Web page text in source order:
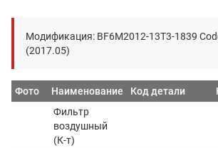
Модификация: BF6M2012-13T3-1839
(2017.05)
Фото Наименование Код детали
Фильтр
воздушный
(К-т)